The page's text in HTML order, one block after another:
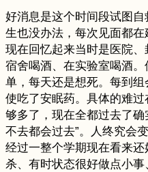
好消息是这个时间段试图
生也没办法，每次见面都在
现在回忆起来当时是医院
宿舍喝酒、在实验室喝酒
单，每天还是想死。每到
使吃了安眠药。具体的难
够多了，现在全都过去了
不去都会过去”。人终究会
经过一整个学期现在看来
杀、有时状态很好做点小